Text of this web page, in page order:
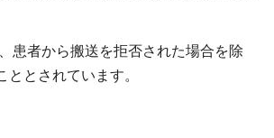
患者から搬送を拒否された場合を除
ととされています。